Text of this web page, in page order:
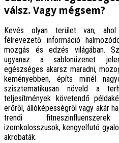
válsz. Vagy mégsem?
Kevés olyan terület van, ahol
félrevezető információ
mozgás és edzés világában.
ugyanaz a sablonüzenet
egészséges akarsz maradni,
keményebben, építs minél
szisztematikusan növeld a
teljesítmények követendő
erőről, állóképességről vagy akár
trendi
izomkolosszusok, kengyelfutó
akrobaták.